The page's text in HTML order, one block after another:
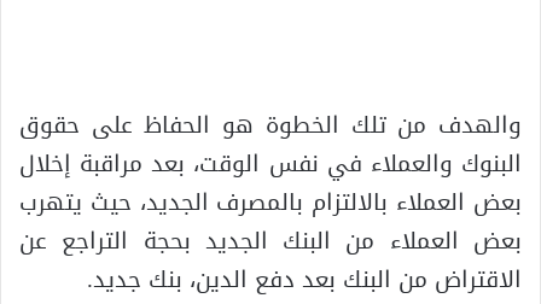
والهدف من تلك الخطوة هو الحفاظ على حقوق
البنوك والعملاء في نفس الوقت، بعد مراقبة إخلال
بعض العملاء بالالتزام بالمصرف الجديد، حيث يتهرب
بعض العملاء من البنك الجديد بحجة التراجع عن
الاقتراض من البنك بعد دفع الدين، بنك جديد.